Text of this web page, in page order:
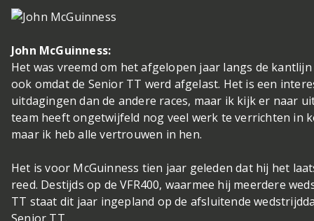
John McGuinness:
Het was vreemd om het afgelopen jaar langs de
ook omdat de Senior TT werd afgelast. Het is een
uitdagingen dan de andere races, maar ik kijk er naar
team heeft ongetwijfeld nog veel werk te verrichten in
maar ik heb alle vertrouwen in hen.
Het is voor McGuinness tien jaar geleden dat hij het
reed. Destijds op de VFR400, waarmee hij meerdere
TT staat dit jaar ingepland op de afsluitende